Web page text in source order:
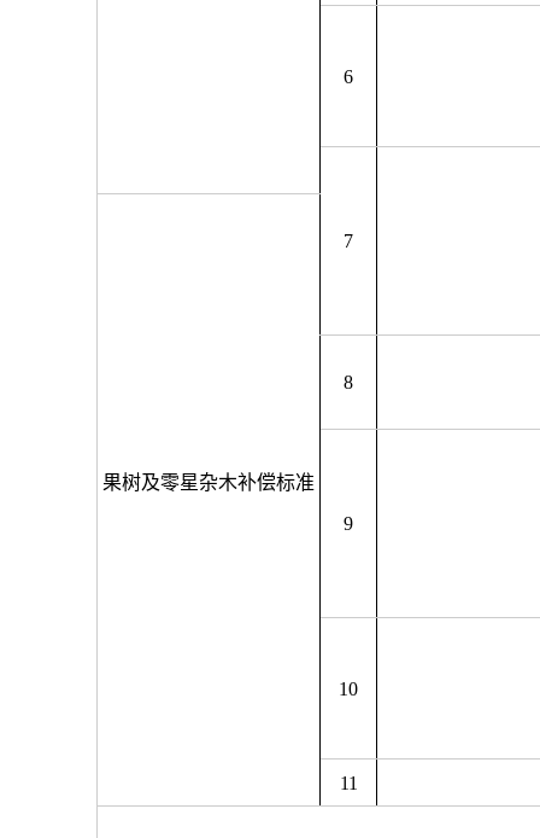
6
7
果树及零星杂木补偿标准
8
9
10
11